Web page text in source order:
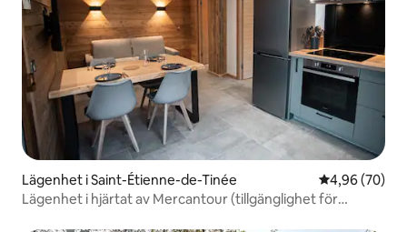
Lägenhet i Saint-Étienne-de-Tinée 4,96 av 5 i
4,96 (70)
Lägenhet i hjärtat av Mercantour (tillgänglighet för